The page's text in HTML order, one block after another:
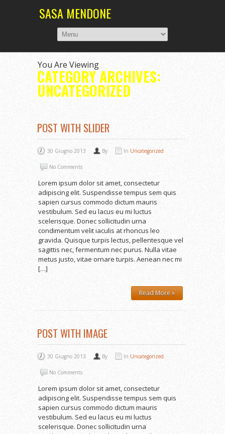
SASA MENDONE
You Are Viewing
CATEGORY ARCHIVES:
UNCATEGORIZED
POST WITH SLIDER
30 Giugno 2013 By In Uncategorized
No Comments
Lorem ipsum dolor sit amet, consectetur
adipiscing elit. Suspendisse tempus sem quis
sapien cursus commodo dictum mauris
vestibulum. Sed eu lacus eu mi luctus
scelerisque. Donec sollicitudin urna
condimentum velit iaculis at rhoncus leo
gravida. Quisque turpis lectus, pellentesque vel
sagittis nec, fermentum nec purus. Nulla vitae
metus justo, vitae ornare turpis. Aenean nec mi
[…]
Read More »
POST WITH IMAGE
30 Giugno 2013 By In Uncategorized
No Comments
Lorem ipsum dolor sit amet, consectetur
adipiscing elit. Suspendisse tempus sem quis
sapien cursus commodo dictum mauris
vestibulum. Sed eu lacus eu mi luctus
scelerisque. Donec sollicitudin urna